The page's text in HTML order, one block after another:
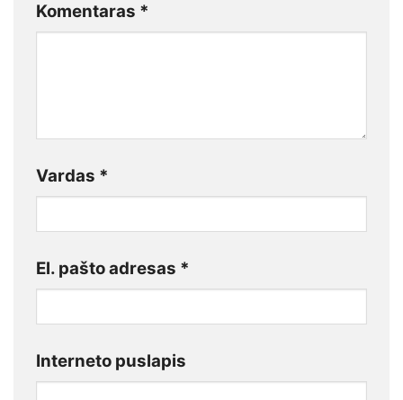
Komentaras *
Vardas *
El. pašto adresas *
Interneto puslapis